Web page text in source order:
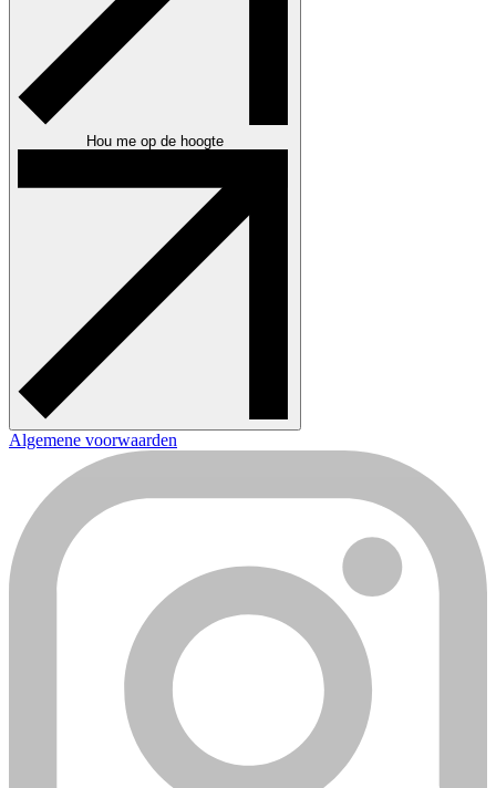
Hou me op de hoogte
Algemene voorwaarden